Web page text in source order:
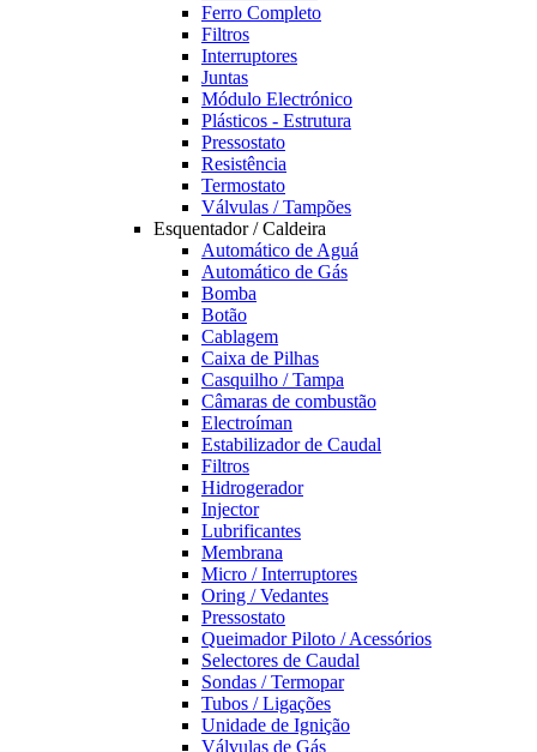
Ferro Completo
Filtros
Interruptores
Juntas
Módulo Electrónico
Plásticos - Estrutura
Pressostato
Resistência
Termostato
Válvulas / Tampões
Esquentador / Caldeira
Automático de Aguá
Automático de Gás
Bomba
Botão
Cablagem
Caixa de Pilhas
Casquilho / Tampa
Câmaras de combustão
Electroíman
Estabilizador de Caudal
Filtros
Hidrogerador
Injector
Lubrificantes
Membrana
Micro / Interruptores
Oring / Vedantes
Pressostato
Queimador Piloto / Acessórios
Selectores de Caudal
Sondas / Termopar
Tubos / Ligações
Unidade de Ignição
Válvulas de Gás